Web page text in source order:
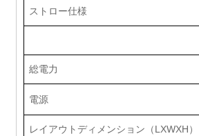
ストロー仕様
総電力
電源
レイアウトディメンション（LXWXH）